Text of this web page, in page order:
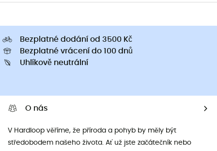
Bezplatné dodání od 3500 Kč
Bezplatné vrácení do 100 dnů
Uhlíkově neutrální
O nás
V Hardloop věříme, že příroda a pohyb by měly být
středobodem našeho života. Ať už jste začátečník nebo